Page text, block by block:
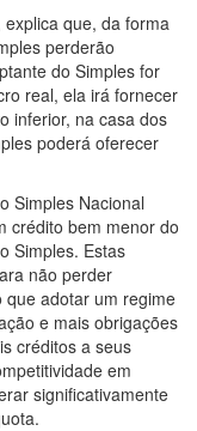
que, da forma
perderão
do Simples for
real, ela irá fornecer
inferior, na casa dos
poderá oferecer
Simples Nacional
crédito bem menor do
Simples. Estas
não perder
que adotar um regime
e mais obrigações
créditos a seus
em
significativamente